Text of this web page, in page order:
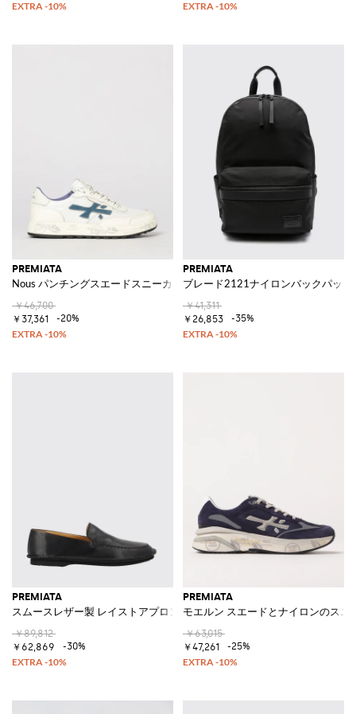
PREMIATA
Nous パンチングスエードスニーカー
￥46,700
￥37,361
-20%
PREMIATA
ブレード2121ナイロンバックパック
￥41,311
￥26,853
-35%
PREMIATA
スムースレザー製 レイストアプロントゥ＆ラバーソール ローファー
￥89,812
￥62,869
-30%
PREMIATA
モエルン スエードとナイロンのスニ
￥63,015
￥47,261
-25%